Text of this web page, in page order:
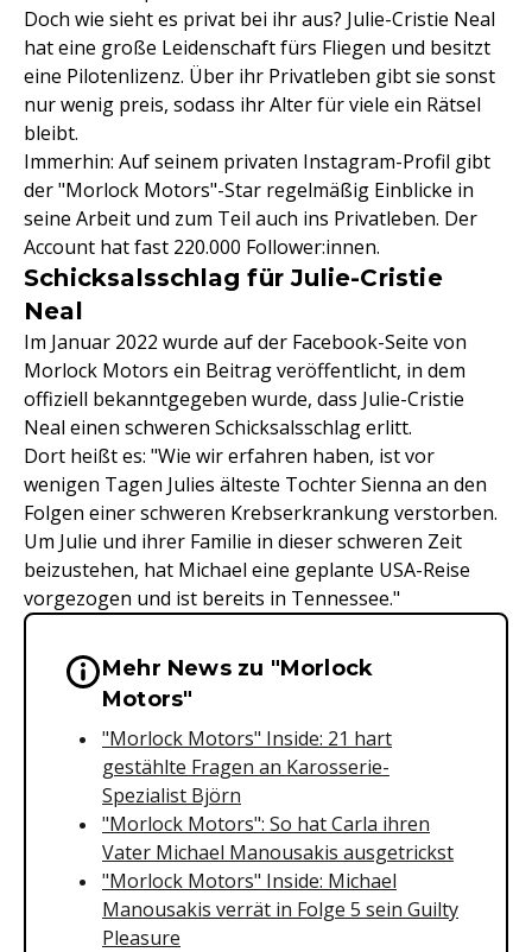
Doch wie sieht es privat bei ihr aus? Julie-Cristie Neal
hat eine große Leidenschaft fürs Fliegen und besitzt
eine Pilotenlizenz. Über ihr Privatleben gibt sie sonst
nur wenig preis, sodass ihr Alter für viele ein Rätsel
bleibt.
Immerhin: Auf seinem privaten Instagram-Profil gibt
der "Morlock Motors"-Star regelmäßig Einblicke in
seine Arbeit und zum Teil auch ins Privatleben. Der
Account hat fast 220.000 Follower:innen.
Schicksalsschlag für Julie-Cristie
Neal
Im Januar 2022 wurde auf der Facebook-Seite von
Morlock Motors ein Beitrag veröffentlicht, in dem
offiziell bekanntgegeben wurde, dass Julie-Cristie
Neal einen schweren Schicksalsschlag erlitt.
Dort heißt es: "Wie wir erfahren haben, ist vor
wenigen Tagen Julies älteste Tochter Sienna an den
Folgen einer schweren Krebserkrankung verstorben.
Um Julie und ihrer Familie in dieser schweren Zeit
beizustehen, hat Michael eine geplante USA-Reise
vorgezogen und ist bereits in Tennessee."
Wichtige Hinweise &
Mehr News zu "Morlock
Motors"
"Morlock Motors" Inside: 21 hart
gestählte Fragen an Karosserie-
Spezialist Björn
"Morlock Motors": So hat Carla ihren
Vater Michael Manousakis ausgetrickst
"Morlock Motors" Inside: Michael
Manousakis verrät in Folge 5 sein Guilty
Pleasure